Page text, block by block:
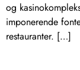
og
imponerende
restauranter. […]